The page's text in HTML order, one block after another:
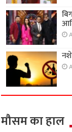
मौसम का हाल